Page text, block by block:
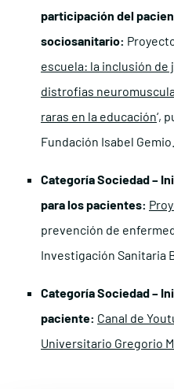
participación del
sociosanitario:
escuela: la inclusión de
distrofias
raras en la educación‘,
Fundación Isabel Gemio.
Categoría Sociedad –
para los pacientes:
prevención de
Investigación Sanitaria
Categoría Sociedad –
paciente: Canal de
Universitario Gregorio